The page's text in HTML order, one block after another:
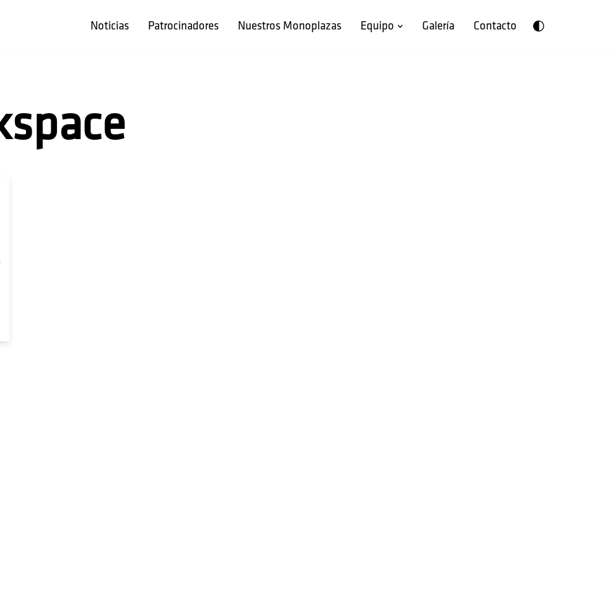
Noticias Patrocinadores Nuestros Monoplazas Equipo Galería Contacto